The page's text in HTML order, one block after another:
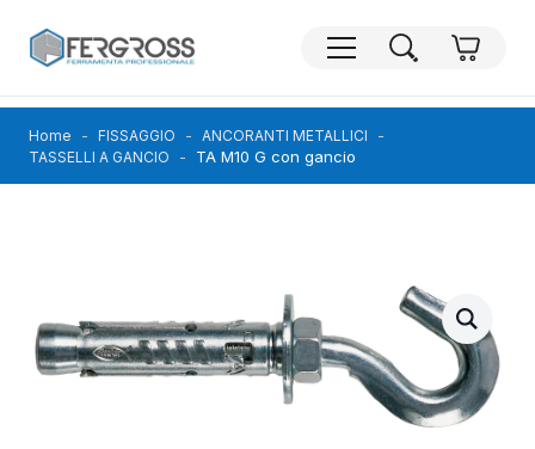
Home FISSAGGIO
ANCORANTI METALLICI
TASSELLI A GANCIO
TA M10 G con gancio